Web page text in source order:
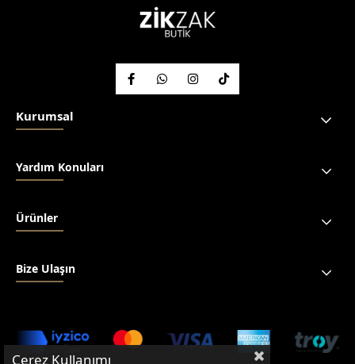
Kurumsal
Yardım Konuları
Ürünler
Bize Ulaşın
Çerez Kullanımı